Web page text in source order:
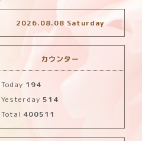
2026.08.08 Saturday
カウンター
Today 194
Yesterday 514
Total 400511